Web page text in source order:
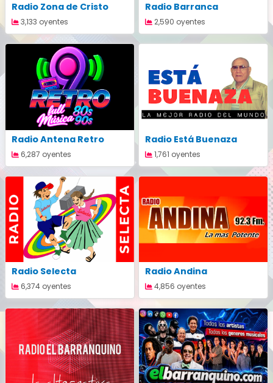
Radio Zona de Cristo
3,133 oyentes
Radio Barranca
2,590 oyentes
Radio Antena Retro
6,287 oyentes
Radio Está Buenaza
1,761 oyentes
Radio Selecta
6,374 oyentes
Radio Andina
4,856 oyentes